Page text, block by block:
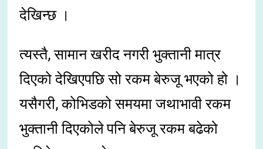
देखिन्छ ।
त्यस्तै, सामान खरीद नगरी भुक्तानी मात्र
दिएको देखिएपछि सो रकम बेरुजू भएको हो ।
यसैगरी, कोभिडको समयमा जथाभावी रकम
भुक्तानी दिएकोले पनि बेरुजू रकम बढेको